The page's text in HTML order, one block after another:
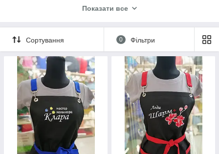
За відповідями на питання пишіть на наш телеграм чи
Показати все
Сортування 0 Фільтри